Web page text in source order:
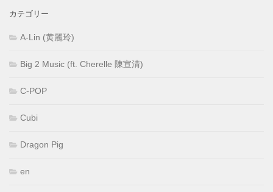
カテゴリー
A-Lin (黄麗玲)
Big 2 Music (ft. Cherelle 陳宣清)
C-POP
Cubi
Dragon Pig
en